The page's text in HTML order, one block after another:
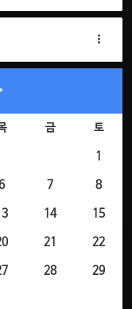
금 토
1
7 8
14 15
21 22
28 29